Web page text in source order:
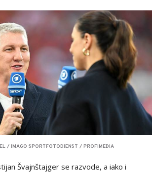
/ IMAGO SPORTFOTODIENST / PROFIMEDIA
Švajnštajger se razvode, a iako i